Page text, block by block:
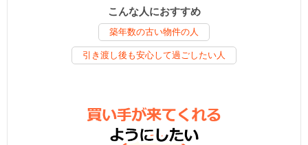
こんな人におすすめ
築年数の古い物件の人
引き渡し後も安心して過ごしたい人